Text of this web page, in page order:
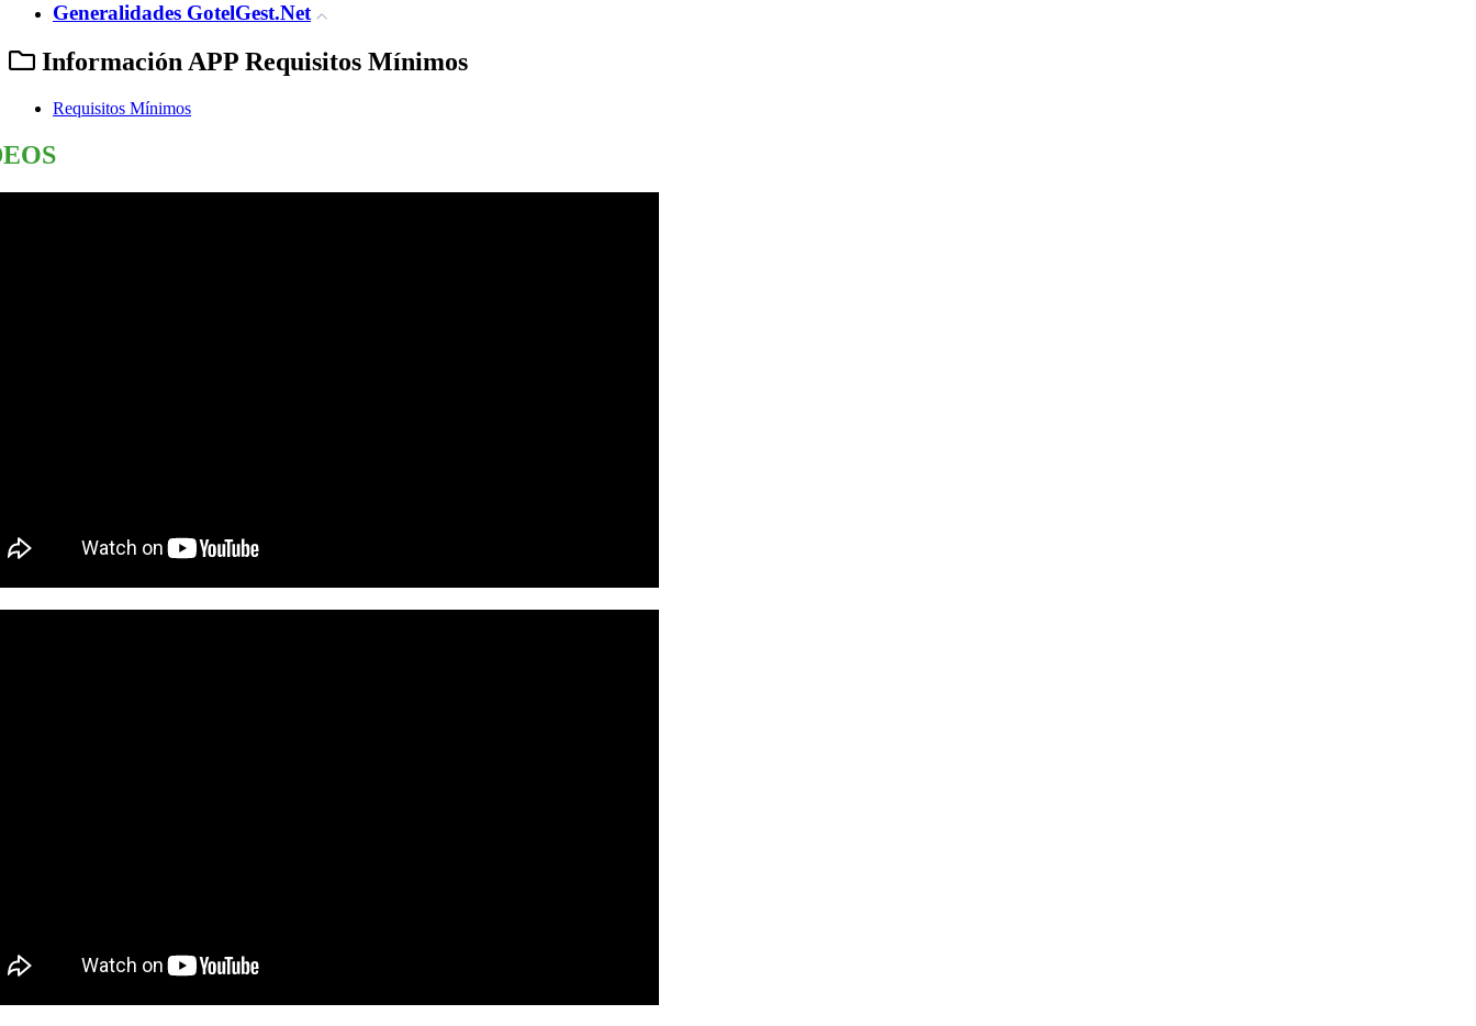
Generalidades GotelGest.Net
Información APP Requisitos Mínimos
Requisitos Mínimos